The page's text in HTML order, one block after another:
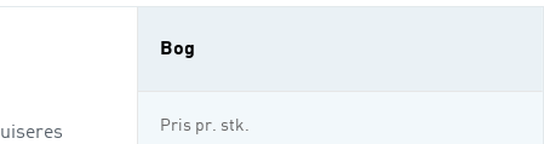
Bog
Pris pr. stk.